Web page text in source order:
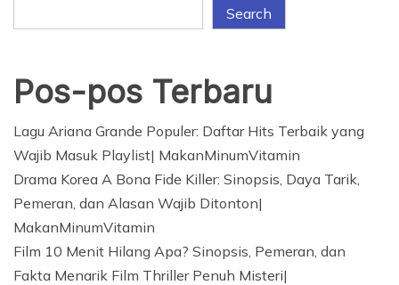
Search
Pos-pos Terbaru
Lagu Ariana Grande Populer: Daftar Hits Terbaik yang
Wajib Masuk Playlist| MakanMinumVitamin
Drama Korea A Bona Fide Killer: Sinopsis, Daya Tarik,
Pemeran, dan Alasan Wajib Ditonton|
MakanMinumVitamin
Film 10 Menit Hilang Apa? Sinopsis, Pemeran, dan
Fakta Menarik Film Thriller Penuh Misteri|